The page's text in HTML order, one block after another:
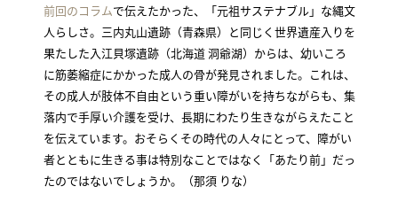
前回のコラムで伝えたかった、「元祖サステナブル」な縄文
人らしさ。三内丸山遺跡（青森県）と同じく世界遺産入りを
果たした入江貝塚遺跡（北海道 洞爺湖）からは、幼いころ
に筋萎縮症にかかった成人の骨が発見されました。これは、
その成人が肢体不自由という重い障がいを持ちながらも、集
落内で手厚い介護を受け、長期にわたり生きながらえたこと
を伝えています。おそらくその時代の人々にとって、障がい
者とともに生きる事は特別なことではなく「あたり前」だっ
たのではないでしょうか。（那須 りな）